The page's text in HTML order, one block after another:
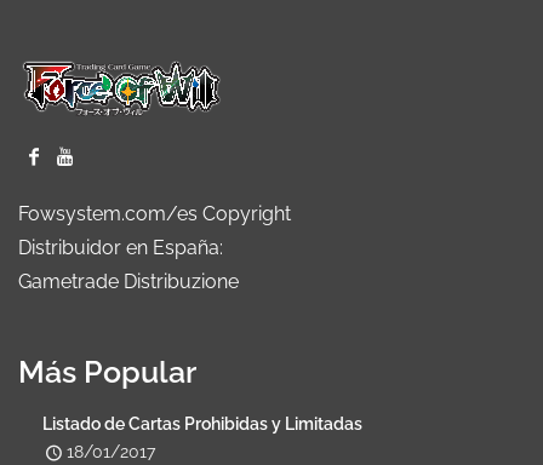
Fowsystem.com/es Copyright
Distribuidor en España:
Gametrade Distribuzione
Más Popular
Listado de Cartas Prohibidas y Limitadas
18/01/2017